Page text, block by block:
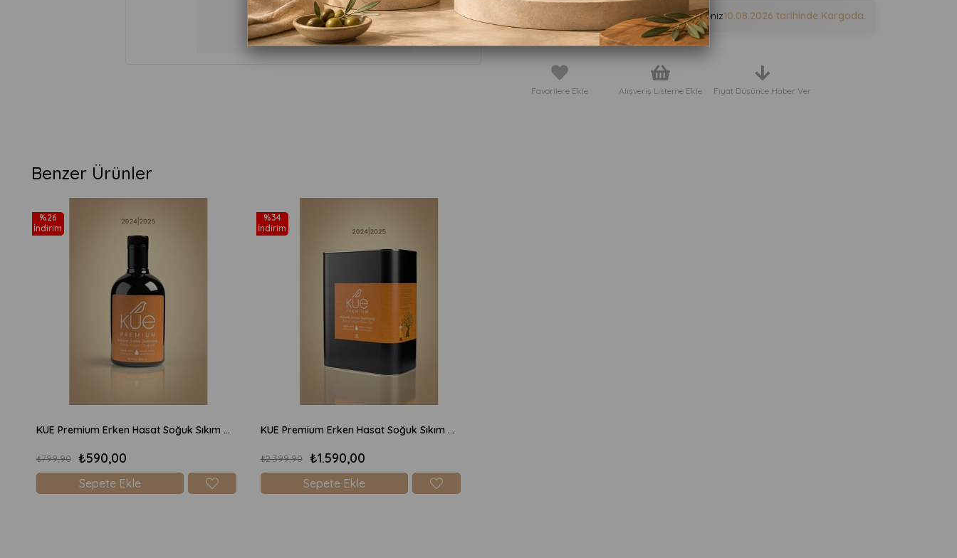
içerisinde sipariş verirseniz10.08.2026 tarihinde Kargoda.
Favorilere Ekle Alışveriş Listeme Ekle Fiyat Düşünce Haber Ver
Benzer Ürünler
KUE Premium Erken Hasat Soğuk Sıkım Natürel Sızma Zeytinyağı 500ml
₺590,00
₺799,90
Sepete Ekle
%26
İndirim
KUE Premium Erken Hasat Soğuk Sıkım Natürel Sızma Zeytinyağı 2L
₺1.590,00
₺2.399,90
Sepete Ekle
%34
İndirim